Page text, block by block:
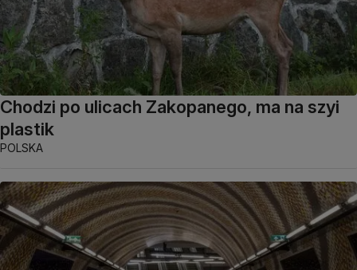
Chodzi po ulicach Zakopanego, ma na szyi
plastik
POLSKA